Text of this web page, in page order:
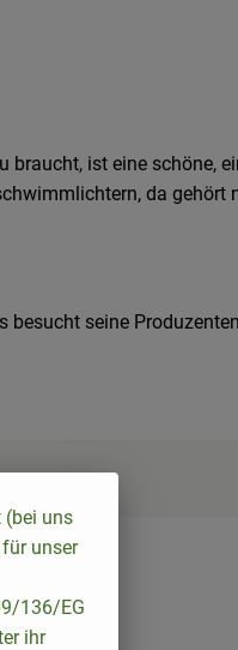
ist eine schöne,
da gehört
seine
(bei uns
unser
136/EG
ihr